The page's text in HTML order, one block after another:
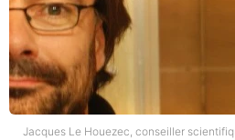
Jacques Le Houezec, conseiller